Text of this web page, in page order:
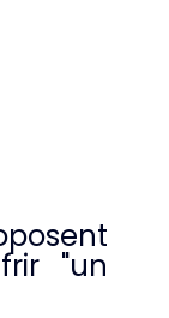
"un